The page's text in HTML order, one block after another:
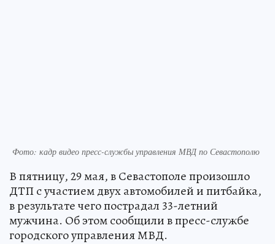
Фото: кадр видео пресс-службы управления МВД по Севастополю
В пятницу, 29 мая, в Севастополе произошло
ДТП с участием двух автомобилей и питбайка,
в результате чего пострадал 33-летний
мужчина. Об этом сообщили в пресс-службе
городского управления МВД.